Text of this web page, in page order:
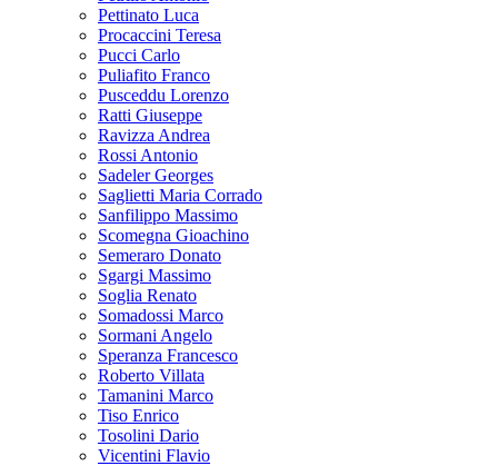
Pettinato Luca
Procaccini Teresa
Pucci Carlo
Puliafito Franco
Pusceddu Lorenzo
Ratti Giuseppe
Ravizza Andrea
Rossi Antonio
Sadeler Georges
Saglietti Maria Corrado
Sanfilippo Massimo
Scomegna Gioachino
Semeraro Donato
Sgargi Massimo
Soglia Renato
Somadossi Marco
Sormani Angelo
Speranza Francesco
Roberto Villata
Tamanini Marco
Tiso Enrico
Tosolini Dario
Vicentini Flavio